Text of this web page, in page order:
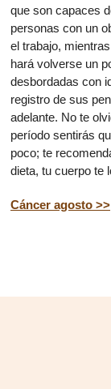
que son capaces
personas con un
el trabajo,
hará volverse un
desbordadas con
registro de sus
adelante. No te
período sentirás
poco; te
dieta, tu cuerpo te
Cáncer agosto >>